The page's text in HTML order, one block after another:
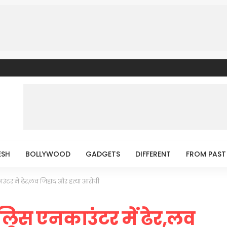
BOLLYWOOD GADGETS DIFFERENT FROM PAST
में ढेर,लव जिहाद और हत्या आरोपी
एनकाउंटर में ढेर,लव